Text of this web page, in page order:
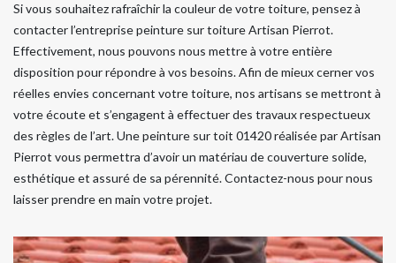
Si vous souhaitez rafraîchir la couleur de votre toiture, pensez à
contacter l’entreprise peinture sur toiture Artisan Pierrot.
Effectivement, nous pouvons nous mettre à votre entière
disposition pour répondre à vos besoins. Afin de mieux cerner vos
réelles envies concernant votre toiture, nos artisans se mettront à
votre écoute et s’engagent à effectuer des travaux respectueux
des règles de l’art. Une peinture sur toit 01420 réalisée par Artisan
Pierrot vous permettra d’avoir un matériau de couverture solide,
esthétique et assuré de sa pérennité. Contactez-nous pour nous
laisser prendre en main votre projet.